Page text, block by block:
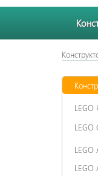
LEGO
LEGO
LEGO